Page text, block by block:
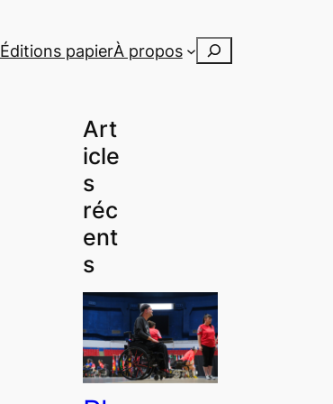
Éditions papierÀ propos Rechercher
Art
icle
s
réc
ent
s